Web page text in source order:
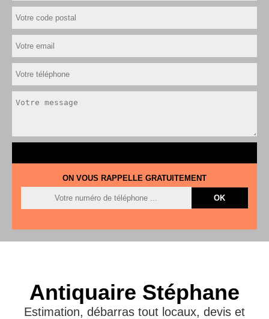
ON VOUS RAPPELLE GRATUITEMENT
Antiquaire Stéphane
Estimation, débarras tout locaux, devis et